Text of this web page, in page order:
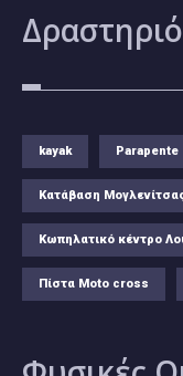
kayak Parapente
Κατάβαση
Κωπηλατικό κέντρο
Πίστα Moto cross